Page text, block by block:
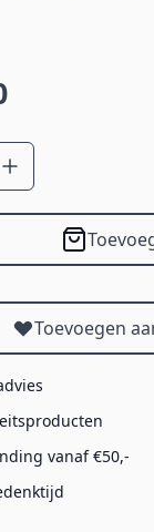
Toevoegen
vanaf €50,-